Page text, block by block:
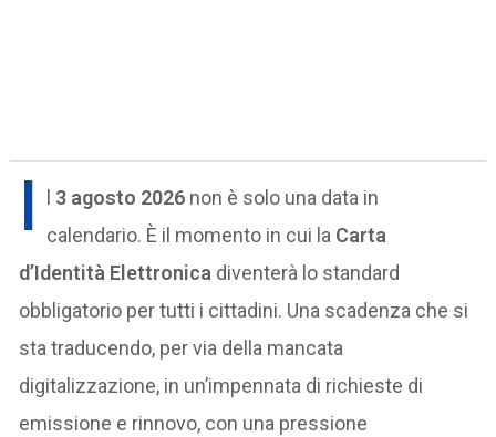
I 3 agosto 2026 non è solo una data in
calendario. È il momento in cui la Carta
d’Identità Elettronica diventerà lo standard
obbligatorio per tutti i cittadini. Una scadenza che si
sta traducendo, per via della mancata
digitalizzazione, in un’impennata di richieste di
emissione e rinnovo, con una pressione